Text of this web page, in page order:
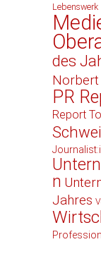
Lebenswerk
des
PR
Report
n
Jahres